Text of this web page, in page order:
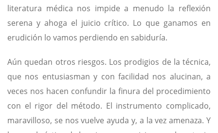
literatura médica nos impide a menudo la reflexión
serena y ahoga el juicio crítico. Lo que ganamos en
erudición lo vamos perdiendo en sabiduría.
Aún quedan otros riesgos. Los prodigios de la técnica,
que nos entusiasman y con facilidad nos alucinan, a
veces nos hacen confundir la finura del procedimiento
con el rigor del método. El instrumento complicado,
maravilloso, se nos vuelve ayuda y, a la vez amenaza. Y